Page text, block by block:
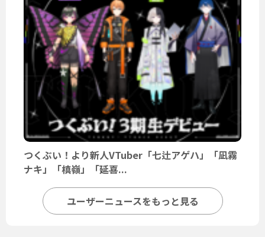
つくぶい！より新人VTuber「七辻アゲハ」「凪霧
ナキ」「槙嶺」「延喜...
ユーザーニュースをもっと見る